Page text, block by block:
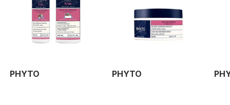
PHYTO PHYTO